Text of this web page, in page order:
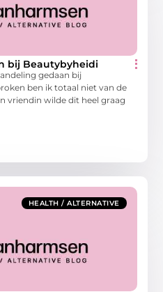
bij Beautybyheidi
gedaan bij
ben ik totaal niet van de
vriendin wilde dit heel graag
HEALTH / ALTERNATIVE